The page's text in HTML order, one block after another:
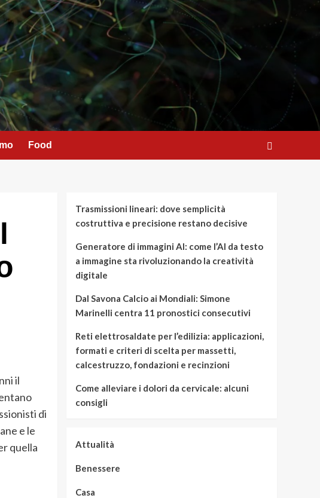
Food
il
di
e le
quella
Trasmissioni lineari: dove semplicità
costruttiva e precisione restano decisive
Generatore di immagini AI: come l’AI da testo
a immagine sta rivoluzionando la creatività
digitale
Dal Savona Calcio ai Mondiali: Simone
Marinelli centra 11 pronostici consecutivi
Reti elettrosaldate per l’edilizia: applicazioni,
formati e criteri di scelta per massetti,
calcestruzzo, fondazioni e recinzioni
Come alleviare i dolori da cervicale: alcuni
consigli
Attualità
Benessere
Casa